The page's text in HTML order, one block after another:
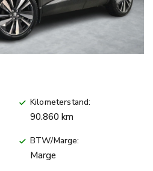
Kilometerstand:
90.860 km
BTW/Marge:
Marge